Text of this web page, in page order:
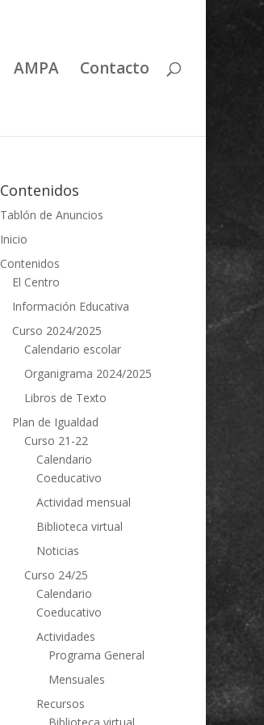
AMPA Contacto
Contenidos
Tablón de Anuncios
Inicio
Contenidos
El Centro
Información Educativa
Curso 2024/2025
Calendario escolar
Organigrama 2024/2025
Libros de Texto
Plan de Igualdad
Curso 21-22
Calendario
Coeducativo
Actividad mensual
Biblioteca virtual
Noticias
Curso 24/25
Calendario
Coeducativo
Actividades
Programa General
Mensuales
Recursos